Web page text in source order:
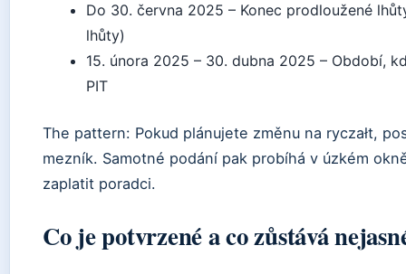
Do 30. června 2025 – Konec prodloužené
lhůty)
15. února 2025 – 30. dubna 2025 – Období,
PIT
The pattern: Pokud plánujete změnu na ryczałt,
mezník. Samotné podání pak probíhá v úzkém
zaplatit poradci.
Co je potvrzené a co zůstává